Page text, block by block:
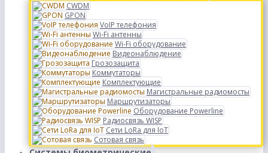
CWDM
GPON
VoIP телефония
Wi-Fi антенны
Wi-Fi оборудование
Видеонаблюдение
Грозозащита
Коммутаторы
Комплектующие
Магистральные радиомосты
Маршрутизаторы
Оборудование Powerline
Радиосвязь WISP
Сети LoRa для IoT
Сотовая связь